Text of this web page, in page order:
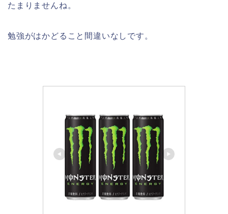
たまりませんね。
勉強がはかどること間違いなしです。